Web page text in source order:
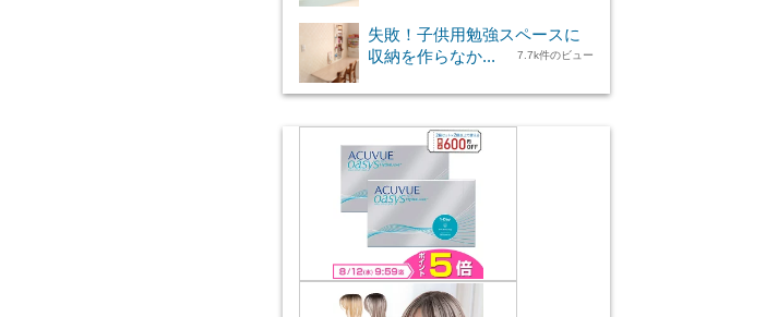
失敗！子供用勉強スペースに
収納を作らなか...
7.7k件のビュー